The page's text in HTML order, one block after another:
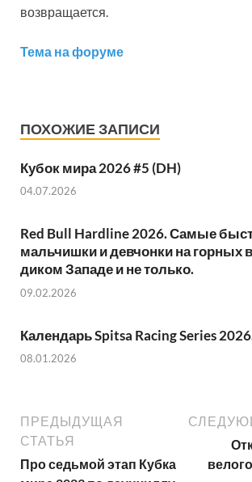
возвращается.
Тема на форуме
ПОХОЖИЕ ЗАПИСИ
Кубок мира 2026 #5 (DH)
04.07.2026
Red Bull Hardline 2026. Самые
мальчишки и девчонки на горных
диком Западе и не только.
09.02.2026
Календарь Spitsa Racing Series
08.01.2026
ПРЕДЫДУЩАЯ
СТАТЬЯ
Про седьмой этап Кубка